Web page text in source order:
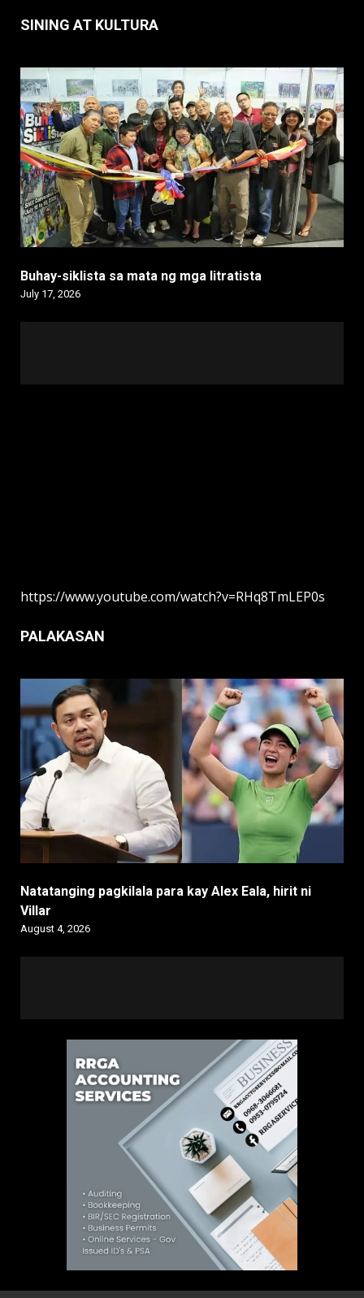
SINING AT KULTURA
Buhay-siklista sa mata ng mga litratista
July 17, 2026
https://www.youtube.com/watch?v=RHq8TmLEP0s
PALAKASAN
Natatanging pagkilala para kay Alex Eala, hirit ni
Villar
August 4, 2026